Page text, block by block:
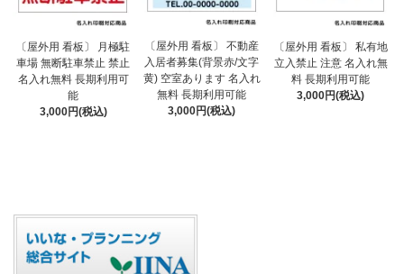
〔屋外用 看板〕 月極駐
車場 無断駐車禁止 禁止
名入れ無料 長期利用可
能
3,000円(税込)
〔屋外用 看板〕 不動産
入居者募集(背景赤/文字
黄) 空室あります 名入れ
無料 長期利用可能
3,000円(税込)
〔屋外用 看板〕 私有地
立入禁止 注意 名入れ無
料 長期利用可能
3,000円(税込)